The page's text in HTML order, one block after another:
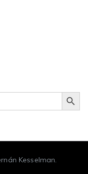
Search Button
Kesselman.